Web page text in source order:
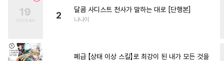
2
달콤 사디스트 천사가 말하는 대로 [단행본]
나나이
폐급 【상태 이상 스킬】로 최강이 된 내가 모든 것을